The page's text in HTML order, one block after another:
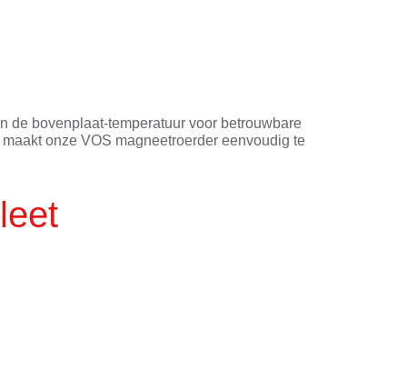
de bovenplaat-temperatuur voor betrouwbare
onze VOS magneetroerder eenvoudig te